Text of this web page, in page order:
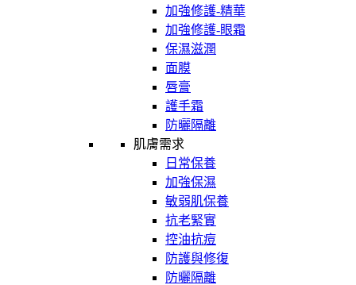
加強修護-精華
加強修護-眼霜
保濕滋潤
面膜
唇膏
護手霜
防曬隔離
肌膚需求
日常保養
加強保濕
敏弱肌保養
抗老緊實
控油抗痘
防護與修復
防曬隔離